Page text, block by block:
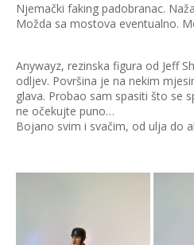
Njemački faking padobranac.
Možda sa mostova eventualno.
Anywayz, rezinska figura od Jeff
odljev. Površina je na nekim
glava. Probao sam spasiti što se
ne očekujte puno…
Bojano svim i svačim, od ulja do